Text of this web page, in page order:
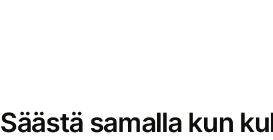
Säästä samalla kun